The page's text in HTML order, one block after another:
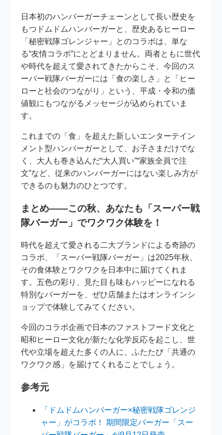
日本初のハンバーガーチェーンとして長い歴史を
もつドムドムハンバーガーと、歴史あるヒーロー
「秘密戦隊ゴレンジャー」とのコラボは、単な
る“友情コラボ”にとどまりません。両者ともに世代
や時代を超えて愛されてきたからこそ、今回のス
ーパー戦隊バーガーには「食の楽しさ」と「ヒー
ローと社会のつながり」という、平成・令和の価
値観にもつながるメッセージが込められていま
す。
これまでの「食」を超えた新しいエンターテイン
メント型ハンバーガーとして、お子さまだけでな
く、大人も巻き込んだ“大人買い”“家族全員で注
文”など、従来のハンバーガーにはない楽しみ方が
できるのも魅力のひとつです。
まとめ――この秋、あなたも「スーパー戦
隊バーガー」でワクワク体験を！
時代を超えて愛される二大ブランドによる奇跡の
コラボ、「スーパー戦隊バーガー」は2025年秋、
その食体験とワクワクを日本中に届けてくれま
す。五色の彩り、見た目も味もハッピーになれる
特別なバーガーを、ぜひ店舗またはオンラインシ
ョップで体験してみてください。
今回のコラボ企画で日本のファストフード文化と
昭和ヒーロー文化が新たな化学反応を起こし、世
代や立場を超えた多くの人に、ふたたび「共通の
ワクワク感」を届けてくれることでしょう。
参考元
「ドムドムハンバーガー×秘密戦隊ゴレンジ
ャー」がコラボ！ 期間限定バーガー「スー